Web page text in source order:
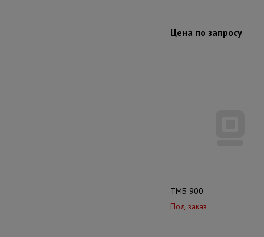
Цена по запросу
ТМБ 900
Под заказ